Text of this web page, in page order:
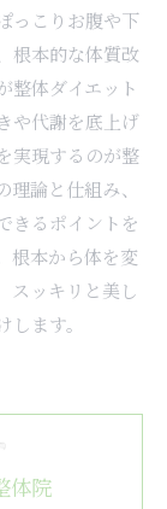
っこりお腹や下
根本的な体質改
整体ダイエット
や代謝を底上げ
実現するのが整
論と仕組み、
きるポイントを
根本から体を変
スッキリと美し
ます。
体院